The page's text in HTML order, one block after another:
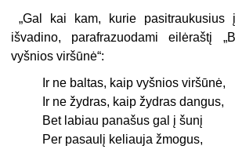
„Gal kai kam, kurie pasitraukusius
išvadino, parafrazuodami eilėraštį
vyšnios viršūnė“:
Ir ne baltas, kaip vyšnios viršūnė,
Ir ne žydras, kaip žydras dangus,
Bet labiau panašus gal į šunį
Per pasaulį keliauja žmogus,